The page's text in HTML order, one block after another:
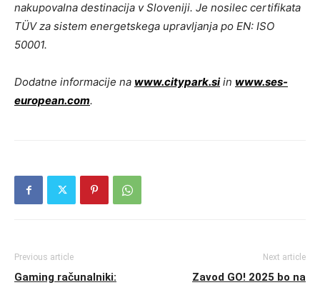
nakupovalna destinacija v Sloveniji. Je nosilec certifikata
TÜV za sistem energetskega upravljanja po EN: ISO
50001.
Dodatne informacije na www.citypark.siin www.ses-
european.com.
Previous article
Gaming računalniki:
Next article
Zavod GO! 2025 bo na